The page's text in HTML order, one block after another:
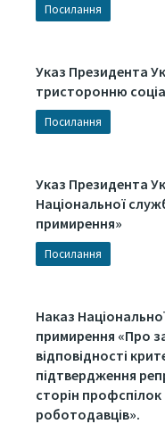
Посилання
Указ Президента
тристоронню
Посилання
Указ Президента
Національної
примирення»
Посилання
Наказ
примирення «Про
відповідності
підтвердження
сторін профспілок
роботодавців».